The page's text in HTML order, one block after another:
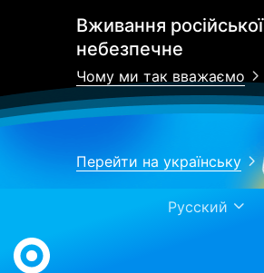
Вживання російської
небезпечне
Чому ми так вважаємо
Перейти на українську
Русский
Work.ua